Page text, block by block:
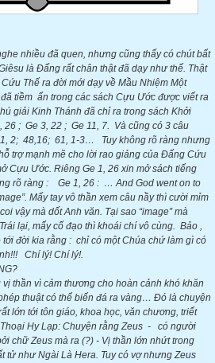
nhiều đã quen, nhưng cũng thấy có chút bất
là Đấng rất chân thật đã dạy như thế. Thật
Thế ra đời mới dạy về Mầu Nhiệm Một
tiềm ẩn trong các sách Cựu Ước được viết ra
giải Kinh Thánh đã chỉ ra trong sách Khởi
26 ; Ge 3, 22 ; Ge 11, 7. Và cũng có 3 câu
2; 48,16; 61, 1-3… Tuy không rõ ràng nhưng
trợ mạnh mẽ cho lời rao giảng của Đấng Cứu
Cựu Ước. Riêng Ge 1, 26 xin mở sách tiếng
rõ ràng : Ge 1, 26 : … And God went on to
Mấy tay vô thần xem câu nầy thì cười mỉm
vậy mà dốt Anh văn. Tại sao “image” mà
lại, mấy cố đạo thì khoái chí vô cùng. Bảo ,
đời kia rằng : chỉ có một Chúa chứ làm gì có
Chí lý! Chí lý!.
thần vì cảm thương cho hoàn cảnh khó khăn
thuật có thể biến đá ra vàng… Đó là chuyện
lớn tới tôn giáo, khoa học, văn chương, triết
Hy Lạp: Chuyện rằng Zeus - có người
chữ Zeus mà ra (?) - Vị thần lớn nhứt trong
tử như Ngài Là Hera. Tuy có vợ nhưng Zeus